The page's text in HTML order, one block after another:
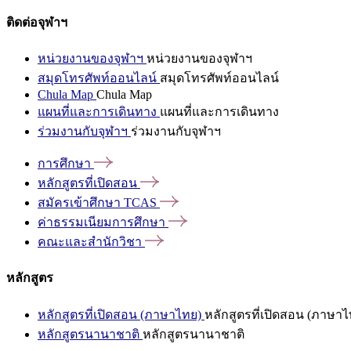
ติดต่อจุฬาฯ
หน่วยงานของจุฬาฯ หน่วยงานของจุฬาฯ
สมุดโทรศัพท์ออนไลน์ สมุดโทรศัพท์ออนไลน์
Chula Map Chula Map
แผนที่และการเดินทาง แผนที่และการเดินทาง
ร่วมงานกับจุฬาฯ ร่วมงานกับจุฬาฯ
การศึกษา
หลักสูตรที่เปิดสอน
สมัครเข้าศึกษา TCAS
ค่าธรรมเนียมการศึกษา
คณะและสำนักวิชา
หลักสูตร
หลักสูตรที่เปิดสอน (ภาษาไทย) หลักสูตรที่เปิดสอน (ภาษาไ
หลักสูตรนานาชาติ หลักสูตรนานาชาติ